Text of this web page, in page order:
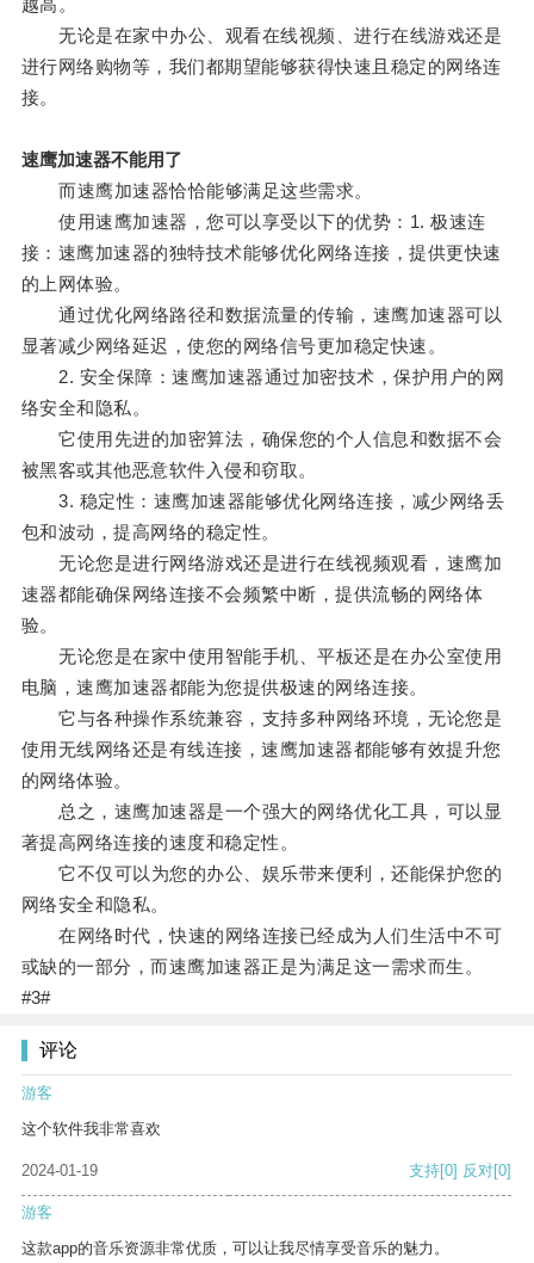
越高。
无论是在家中办公、观看在线视频、进行在线游戏还是
进行网络购物等，我们都期望能够获得快速且稳定的网络连
接。
速鹰加速器不能用了
而速鹰加速器恰恰能够满足这些需求。
使用速鹰加速器，您可以享受以下的优势：1. 极速连
接：速鹰加速器的独特技术能够优化网络连接，提供更快速
的上网体验。
通过优化网络路径和数据流量的传输，速鹰加速器可以
显著减少网络延迟，使您的网络信号更加稳定快速。
2. 安全保障：速鹰加速器通过加密技术，保护用户的网
络安全和隐私。
它使用先进的加密算法，确保您的个人信息和数据不会
被黑客或其他恶意软件入侵和窃取。
3. 稳定性：速鹰加速器能够优化网络连接，减少网络丢
包和波动，提高网络的稳定性。
无论您是进行网络游戏还是进行在线视频观看，速鹰加
速器都能确保网络连接不会频繁中断，提供流畅的网络体
验。
无论您是在家中使用智能手机、平板还是在办公室使用
电脑，速鹰加速器都能为您提供极速的网络连接。
它与各种操作系统兼容，支持多种网络环境，无论您是
使用无线网络还是有线连接，速鹰加速器都能够有效提升您
的网络体验。
总之，速鹰加速器是一个强大的网络优化工具，可以显
著提高网络连接的速度和稳定性。
它不仅可以为您的办公、娱乐带来便利，还能保护您的
网络安全和隐私。
在网络时代，快速的网络连接已经成为人们生活中不可
或缺的一部分，而速鹰加速器正是为满足这一需求而生。
#3#
评论
游客
这个软件我非常喜欢
2024-01-19 支持[0] 反对[0]
游客
这款app的音乐资源非常优质，可以让我尽情享受音乐的魅力。